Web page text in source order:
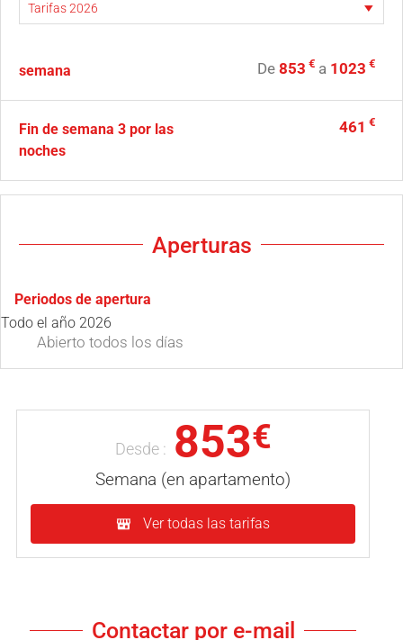
semana De 853 € a 1023 €
Fin de semana 3 por las
noches
461 €
Aperturas
Periodos de apertura
Todo el año 2026
Abierto todos los días
Desde : 853€
Semana (en apartamento)
Ver todas las tarifas
Contactar por e-mail